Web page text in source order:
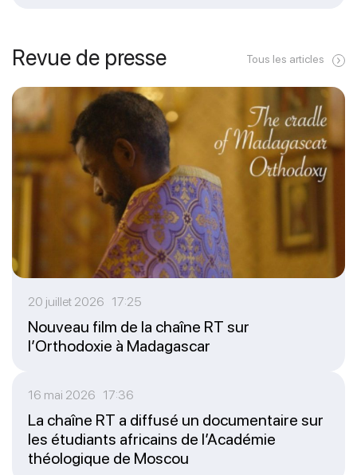
Revue de presse Tous les articles
20 juillet 2026 17:25
Nouveau film de la chaîne RT sur
l’Orthodoxie à Madagascar
16 mai 2026 17:36
La chaîne RT a diffusé un documentaire sur
les étudiants africains de l’Académie
théologique de Moscou